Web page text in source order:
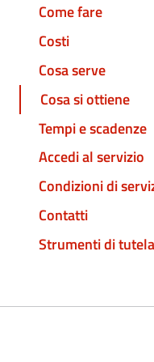
Come fare
Costi
Cosa serve
Cosa si ottiene
Tempi e scadenze
Accedi al servizio
Condizioni di
Contatti
Strumenti di tutela